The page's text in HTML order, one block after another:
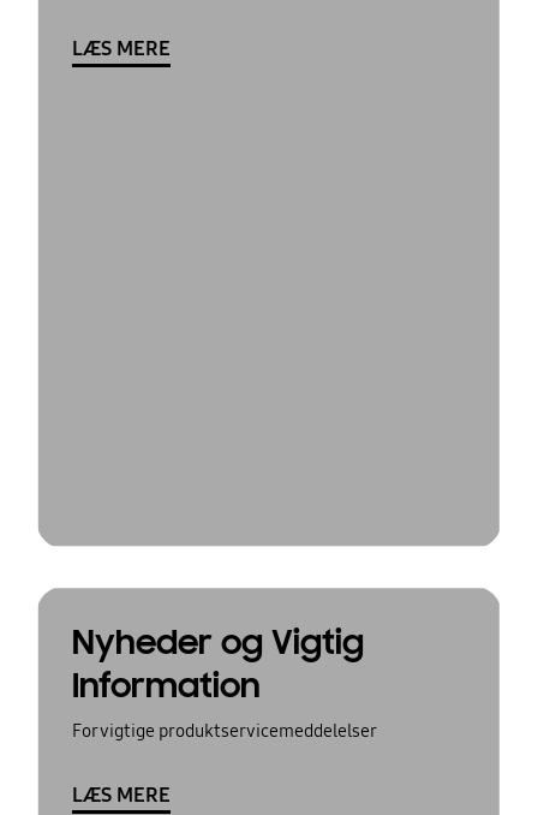
LÆS MERE
Nyheder og Vigtig
Information
For vigtige produktservicemeddelelser
LÆS MERE